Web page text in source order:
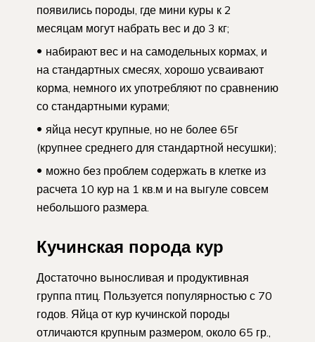
появились породы, где мини куры к 2
месяцам могут набрать вес и до 3 кг;
набирают вес и на самодельных кормах, и
на стандартных смесях, хорошо усваивают
корма, немного их употребляют по сравнению
со стандартными курами;
яйца несут крупные, но не более 65г
(крупнее среднего для стандартной несушки);
можно без проблем содержать в клетке из
расчета 10 кур на 1 кв.м и на выгуле совсем
небольшого размера.
Кучинская порода кур
Достаточно выносливая и продуктивная
группа птиц. Пользуется популярностью с 70
годов. Яйца от кур кучинской породы
отличаются крупным размером, около 65 гр.,